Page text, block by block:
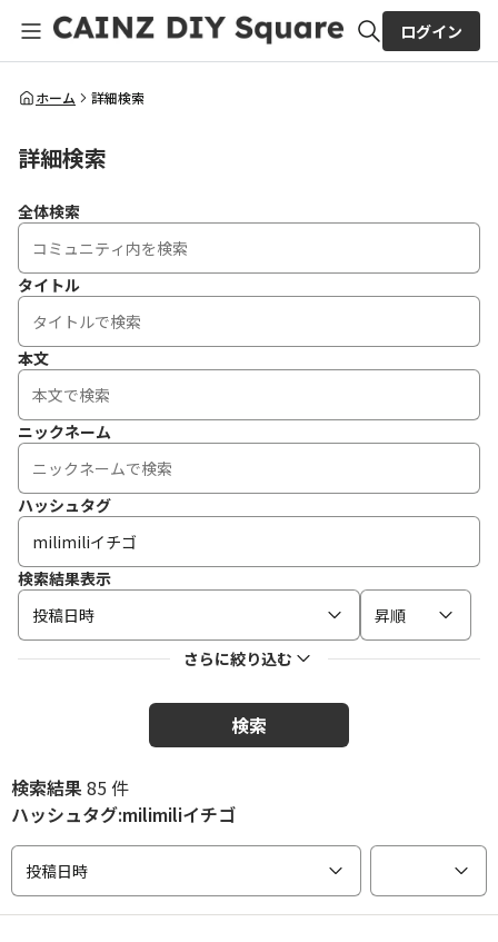
全体検索
ログイン
ホーム 詳細検索
詳細検索
全体検索
タイトル
本文
ニックネーム
ハッシュタグ
検索結果表示
投稿日時
昇順
さらに絞り込む
検索
検索結果85 件
ハッシュタグ:milimiliイチゴ
投稿日時